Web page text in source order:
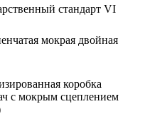
стандарт VI
мокрая двойная
коробка
с мокрым сцеплением